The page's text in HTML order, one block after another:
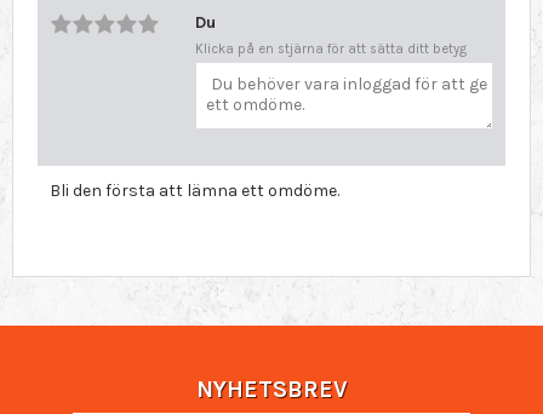
Du
Klicka på en stjärna för att sätta ditt betyg
Bli den första att lämna ett omdöme.
NYHETSBREV